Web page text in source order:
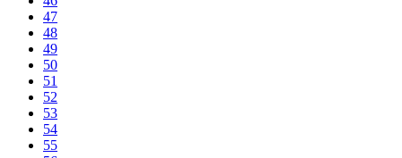
47
48
49
50
51
52
53
54
55